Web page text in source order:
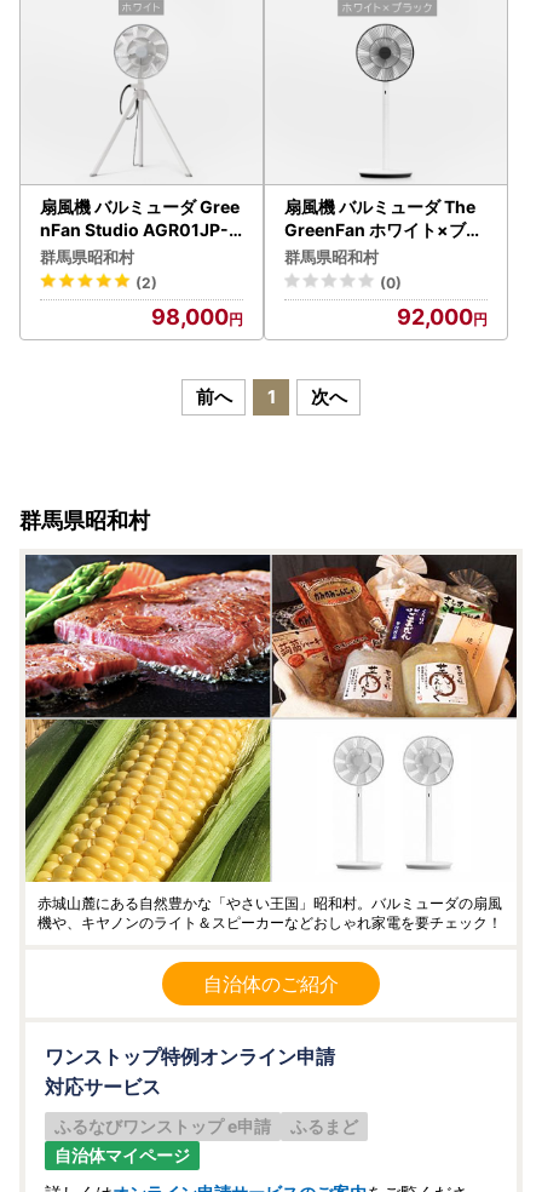
扇風機 バルミューダ Gree
nFan Studio AGR01JP-
WH ホワイト
群馬県昭和村
(2)
98,000
扇風機 バルミューダ The
GreenFan ホワイト×ブラ
ック
群馬県昭和村
(0)
92,000
前へ 1 次へ
群馬県昭和村
赤城山麓にある自然豊かな「やさい王国」昭和村。バルミューダの扇風
機や、キヤノンのライト＆スピーカーなどおしゃれ家電を要チェック！
自治体のご紹介
ワンストップ特例オンライン申請
対応サービス
ふるなびワンストップ e申請
ふるまど
自治体マイページ